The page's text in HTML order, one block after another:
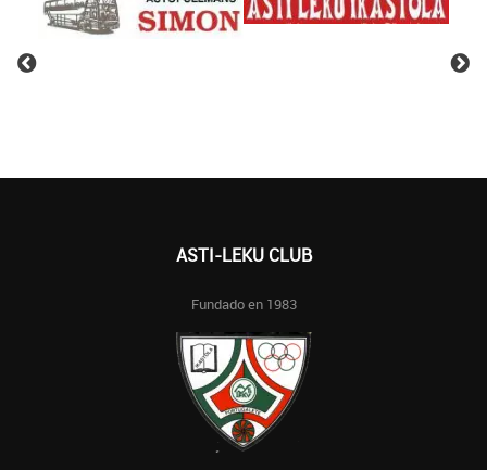
ASTI-LEKU CLUB
Fundado en 1983